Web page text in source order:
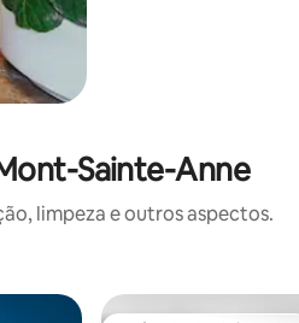
Sainte-Anne
limpeza e outros aspectos.